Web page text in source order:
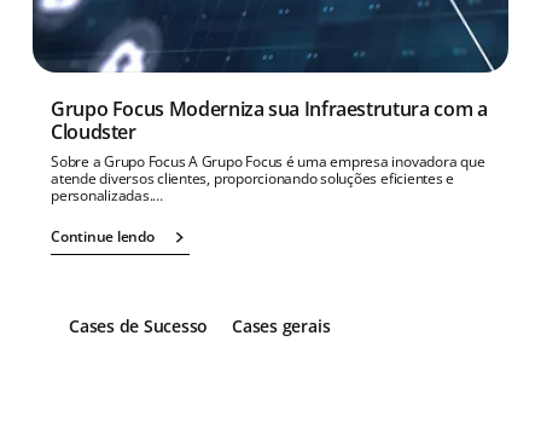
Grupo Focus Moderniza sua Infraestrutura com a
Cloudster
Sobre a Grupo Focus A Grupo Focus é uma empresa inovadora que
atende diversos clientes, proporcionando soluções eficientes e
personalizadas.…
Continue lendo
Cases de Sucesso Cases gerais